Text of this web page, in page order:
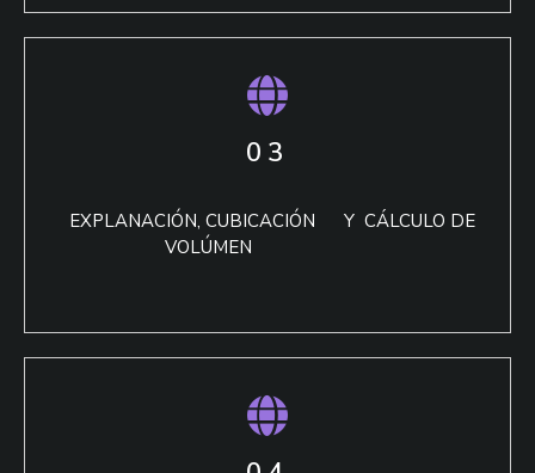
03
EXPLANACIÓN, CUBICACIÓN Y CÁLCULO DE
VOLÚMEN